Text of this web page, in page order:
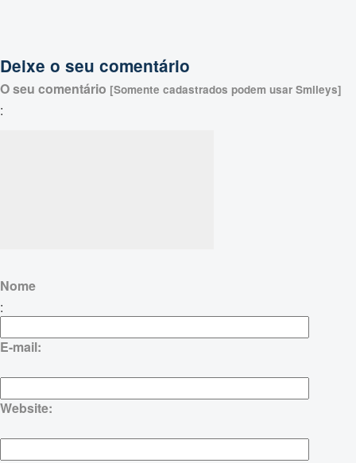
Deixe o seu comentário
O seu comentário [Somente cadastrados podem usar Smileys]
:
Nome
:
E-mail:
Website: